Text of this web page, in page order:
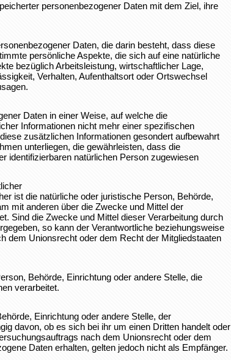
personenbezogener Daten mit dem Ziel, ihre
Daten, die darin besteht, dass diese
persönliche Aspekte, die sich auf eine natürliche
bezüglich Arbeitsleistung, wirtschaftlicher Lage,
Verhalten, Aufenthaltsort oder Ortswechsel
Daten in einer Weise, auf welche die
Informationen nicht mehr einer spezifischen
zusätzlichen Informationen gesondert aufbewahrt
unterliegen, die gewährleisten, dass die
identifizierbaren natürlichen Person zugewiesen
ist die natürliche oder juristische Person, Behörde,
mit anderen über die Zwecke und Mittel der
Sind die Zwecke und Mittel dieser Verarbeitung durch
so kann der Verantwortliche beziehungsweise
dem Unionsrecht oder dem Recht der Mitgliedstaaten
Behörde, Einrichtung oder andere Stelle, die
verarbeitet.
Einrichtung oder andere Stelle, der
davon, ob es sich bei ihr um einen Dritten handelt oder
nach dem Unionsrecht oder dem
Daten erhalten, gelten jedoch nicht als Empfänger.